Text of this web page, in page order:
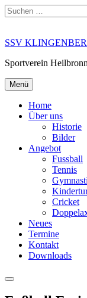
Springe
zum
Suchen
nach:
SSV
Sportverein
Menü
Home
Über uns
Historie
Bilder
Angebot
Fussball
Tennis
Cricket
Neues
Termine
Kontakt
Downloads
Suchen